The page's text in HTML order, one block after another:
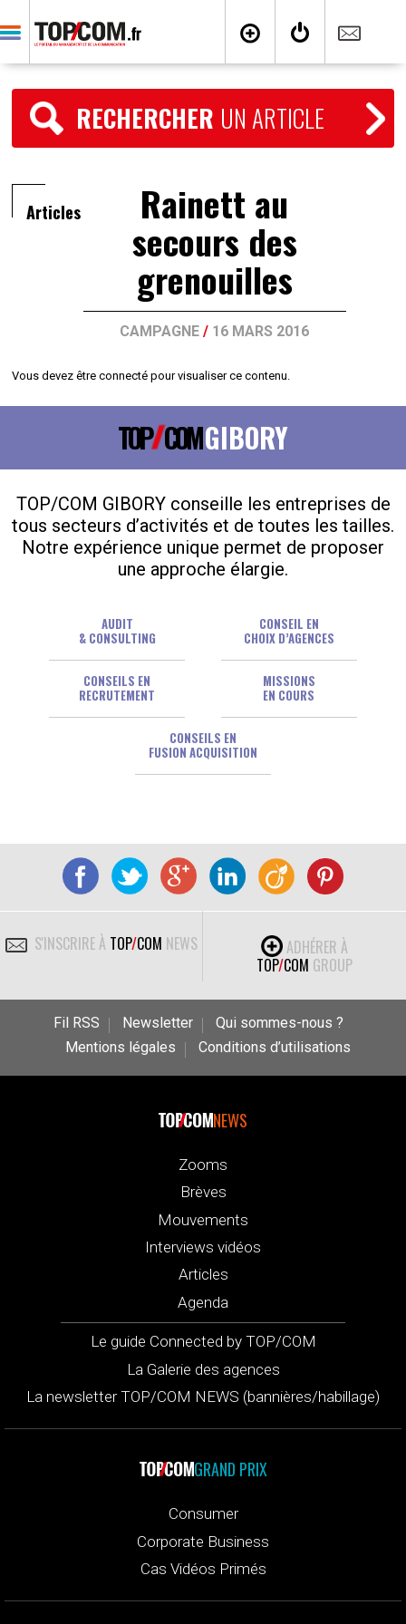
RECHERCHER UN ARTICLE
Articles Rainett au
secours des
grenouilles
CAMPAGNE / 16 MARS 2016
Vous devez être connecté pour visualiser ce contenu.
TOP COMGIBORY
TOP/COM GIBORY conseille les entreprises de
tous secteurs d’activités et de toutes les tailles.
Notre expérience unique permet de proposer
une approche élargie.
AUDIT
& CONSULTING
CONSEIL EN
CHOIX D’AGENCES
CONSEILS EN
RECRUTEMENT
MISSIONS
EN COURS
CONSEILS EN
FUSION ACQUISITION
S'INSCRIRE À TOP/COM NEWS
ADHÉRER À
TOP/COM GROUP
Fil RSS Newsletter
Qui sommes-nous ?
Mentions légales
Conditions d’utilisations
NEWS
Zooms
Brèves
Mouvements
Interviews vidéos
Articles
Agenda
Le guide Connected by TOP/COM
La Galerie des agences
La newsletter TOP/COM NEWS (bannières/habillage)
GRAND PRIX
Consumer
Corporate Business
Cas Vidéos Primés